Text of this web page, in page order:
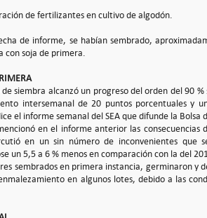
de fertilizantes en cultivo de algodón.
de informe, se habían sembrado,
con soja de primera.
de siembra alcanzó un progreso del orden del 90
intersemanal de 20 puntos porcentuales y
el informe semanal del SEA que difunde la Bolsa
en el informe anterior las
en un sin número de inconvenientes que
un 5,5 a 6 % menos en comparación con la del
sembrados en primera instancia, germinaron y
en algunos lotes, debido a las